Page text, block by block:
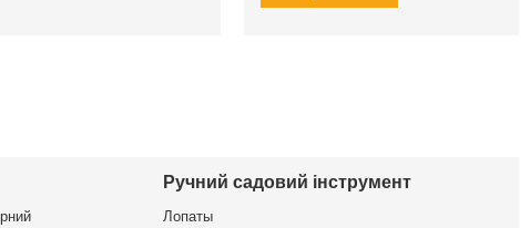
Ручний садовий інструмент
Лопаты